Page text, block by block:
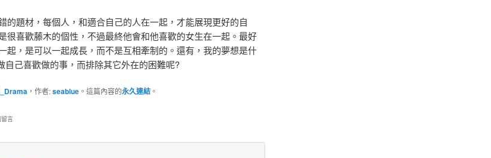
的題材，每個人，和適合自己的人在一起，才能展現更好的自
很喜歡藤木的個性，不過最終他會和他喜歡的女生在一起。最好
起，是可以一起成長，而不是互相牽制的。還有，我的夢想是什
自己喜歡做的事，而排除其它外在的困難呢?
，作者:seablue。這篇內容的永久連結。
言